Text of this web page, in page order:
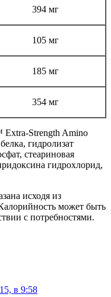
394 мг
105 мг
185 мг
354 мг
Strength Amino
гидролизат
стеариновая
гидрохлорид,
исходя из
может быть
с потребностями.
в 9:58